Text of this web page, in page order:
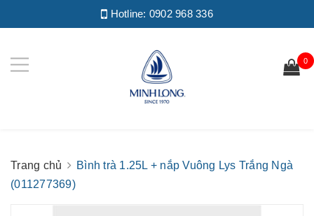
Hotline: 0902 968 336
0
Trang chủ
Bình trà 1.25L + nắp Vuông Lys Trắng Ngà
(011277369)